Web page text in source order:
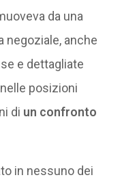
da una
negoziale, anche
e dettagliate
posizioni
di un confronto
in nessuno dei